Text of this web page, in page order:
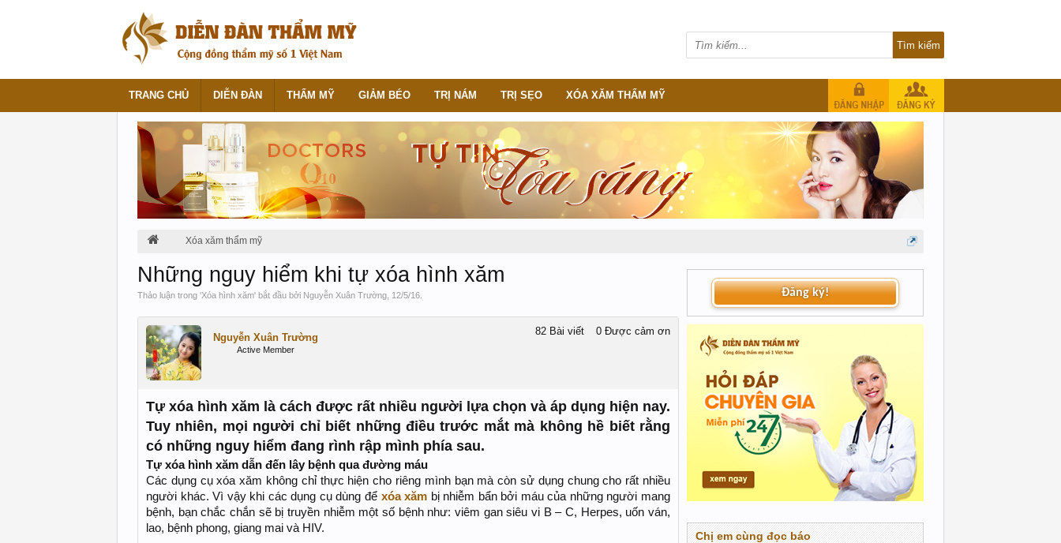
Xóa xăm thẩm mỹ
Những nguy hiểm khi tự xóa hình xăm
Thảo luận trong 'Xóa hình xăm' bắt đầu bởi Nguyễn Xuân Trường 12/5/16
Nguyễn Xuân Trường
Active Member
82 Bài viết 0 Được cảm ơn
Tự xóa hình xăm là cách được rất nhiều người lựa chọn và áp dụng hiện nay.
Tuy nhiên, mọi người chỉ biết những điều trước mắt mà không hề biết rằng
có những nguy hiểm đang rình rập mình phía sau.
Tự xóa hình xăm dẫn đến lây bệnh qua đường máu
Các dụng cụ xóa xăm không chỉ thực hiện cho riêng mình bạn mà còn sử dụng chung cho rất nhiều
người khác. Vì vậy khi các dụng cụ dùng để xóa xăm bị nhiễm bẩn bởi máu của những người mang
bệnh, bạn chắc chắn sẽ bị truyền nhiễm một số bệnh như: viêm gan siêu vi B – C, Herpes, uốn ván,
lao, bệnh phong, giang mai và HIV.
Đăng ký!
Chị em cùng đọc báo
TRANG CHỦ DIỄN ĐÀN THẨM MỸ GIẢM BÉO TRỊ NÁM TRỊ SẸO XÓA XĂM THẨM MỸ